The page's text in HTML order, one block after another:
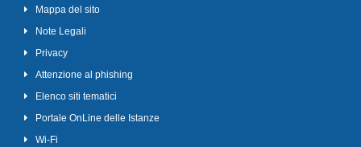
Mappa del sito
Note Legali
Privacy
Attenzione al phishing
Elenco siti tematici
Portale OnLine delle Istanze
Wi-Fi